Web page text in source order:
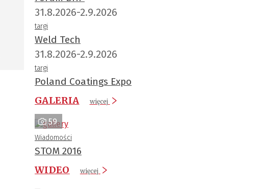
31.8.2026-2.9.2026
targi
Weld Tech
31.8.2026-2.9.2026
targi
Poland Coatings Expo
GALERIA
więcej
59
Wiadomości
STOM 2016
WIDEO
więcej